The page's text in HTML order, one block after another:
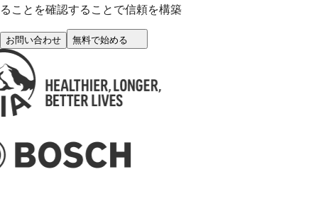
ることを確認することで信頼を構築
お問い合わせ 無料で始める